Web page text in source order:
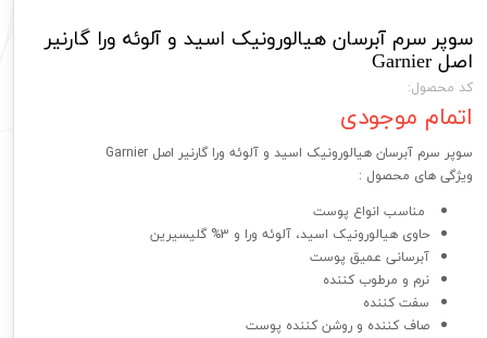
سوپر سرم آبرسان هیالورونیک اسید و آلوئه ورا گارنیر
اصل Garnier
کد محصول:
اتمام موجودی
سوپر سرم آبرسان هیالورونیک اسید و آلوئه ورا گارنیر اصل Garnier
ویژگی های محصول :
مناسب انواع پوست
حاوی هیالورونیک اسید، آلوئه ورا و 3% گلیسیرین
آبرسانی عمیق پوست
نرم و مرطوب کننده
سفت کننده
صاف کننده و روشن کننده پوست